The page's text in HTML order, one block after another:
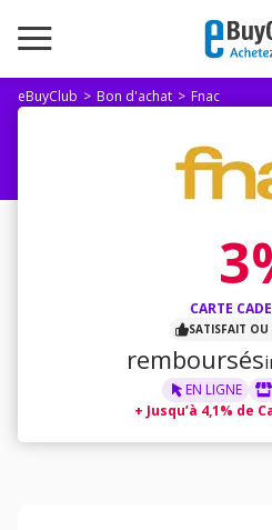
eBuyClub Bon d'achat Fnac
CARTE
SATISFAIT OU
remboursés
EN LIGNE
+ Jusqu’à 4,1% de